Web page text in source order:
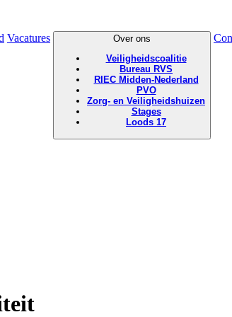
Vacatures
Over ons
Veiligheidscoalitie
Bureau RVS
RIEC Midden-Nederland
PVO
Zorg- en Veiligheidshuizen
Stages
Loods 17